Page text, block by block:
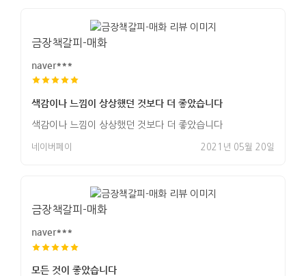
금장책갈피-매화
naver***
색감이나 느낌이 상상했던 것보다 더 좋았습니다
색감이나 느낌이 상상했던 것보다 더 좋았습니다
네이버페이 2021년 05월 20일
금장책갈피-매화
naver***
모든 것이 좋았습니다